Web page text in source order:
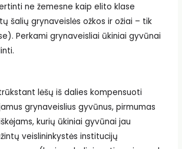
ne žemesne kaip elito klase
šalių grynaveislės ožkos ir ožiai – tik
Perkami grynaveisliai ūkiniai gyvūnai
lėšų iš dalies kompensuoti
grynaveislius gyvūnus, pirmumas
kurių ūkiniai gyvūnai jau
veislininkystės institucijų